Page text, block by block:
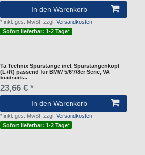
In den Warenkorb
*inkl. ges. MwSt. zzgl.Versandkosten
Sofort lieferbar: 1-2 Tage*
Ta Technix Spurstange incl. Spurstangenkopf
(L+R) passend für BMW 5/6/7/8er Serie, VA
beidseiti...
23,66 € *
In den Warenkorb
*inkl. ges. MwSt. zzgl.Versandkosten
Sofort lieferbar: 1-2 Tage*